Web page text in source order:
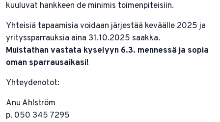
kuuluvat hankkeen de minimis toimenpiteisiin.
Yhteisiä tapaamisia voidaan järjestää keväälle 2025 ja
yrityssparrauksia aina 31.10.2025 saakka.
Muistathan vastata kyselyyn 6.3. mennessä ja sopia
oman sparrausaikasi!
Yhteydenotot:
Anu Ahlström
p. 050 345 7295